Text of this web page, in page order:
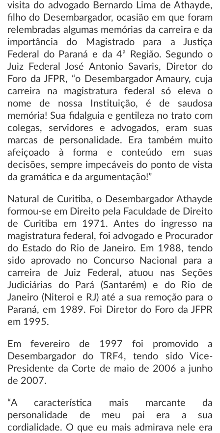
visita do advogado Bernardo Lima de Athayde,
filho do Desembargador, ocasião em que foram
relembradas algumas memórias da carreira e da
importância do Magistrado para a Justiça
Federal do Paraná e da 4ª Região. Segundo o
Juiz Federal José Antonio Savaris, Diretor do
Foro da JFPR, “o Desembargador Amaury, cuja
carreira na magistratura federal só eleva o
nome de nossa Instituição, é de saudosa
memória! Sua fidalguia e gentileza no trato com
colegas, servidores e advogados, eram suas
marcas de personalidade. Era também muito
afeiçoado à forma e conteúdo em suas
decisões, sempre impecáveis do ponto de vista
da gramática e da argumentação!”
Natural de Curitiba, o Desembargador Athayde
formou-se em Direito pela Faculdade de Direito
de Curitiba em 1971. Antes do ingresso na
magistratura federal, foi advogado e Procurador
do Estado do Rio de Janeiro. Em 1988, tendo
sido aprovado no Concurso Nacional para a
carreira de Juiz Federal, atuou nas Seções
Judiciárias do Pará (Santarém) e do Rio de
Janeiro (Niteroi e RJ) até a sua remoção para o
Paraná, em 1989. Foi Diretor do Foro da JFPR
em 1995.
Em fevereiro de 1997 foi promovido a
Desembargador do TRF4, tendo sido Vice-
Presidente da Corte de maio de 2006 a junho
de 2007.
“A característica mais marcante da
personalidade de meu pai era a sua
cordialidade. O que eu mais admirava nele era